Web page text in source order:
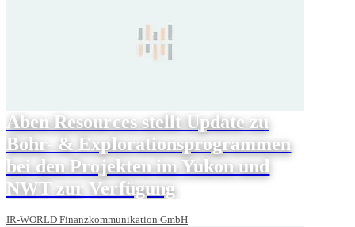
Aben Resources stellt Update zu
Bohr- & Explorationsprogrammen
bei den Projekten im Yukon und
NWT zur Verfügung
IR-WORLD Finanzkommunikation GmbH